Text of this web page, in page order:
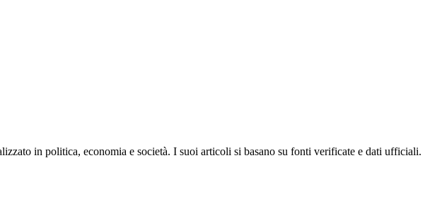
in politica, economia e società. I suoi articoli si basano su fonti verificate e dati ufficiali.